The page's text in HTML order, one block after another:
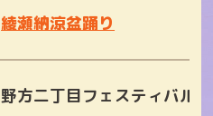
綾瀬納涼盆踊り
野方二丁目フェスティバル